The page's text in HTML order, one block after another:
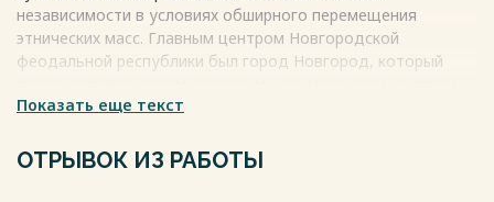
независимости в условиях обширного перемещения
этнических масс. Главным центром Новгородской
феодальной республики был город Новгород, который
Также важными городами являлись: Торжок, Старая Руса,
и считались пригородами Великого Новгорода.
Показать еще текст
ОТРЫВОК ИЗ РАБОТЫ